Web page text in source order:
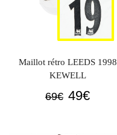
Maillot rétro LEEDS 1998
KEWELL
69€ Le
49€Le